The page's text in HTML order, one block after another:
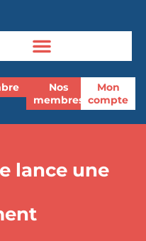
Nos
membres
Mon
compte
lance une